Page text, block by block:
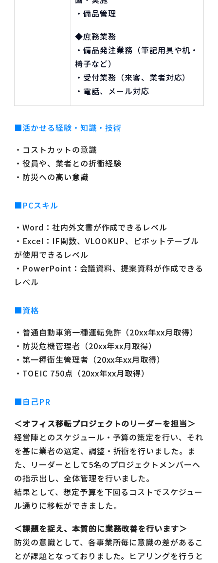
・備品管理
◆庶務業務
・備品発注業務（筆記用具や机・
椅子など）
・受付業務（来客、業者対応）
・電話、メール対応
■活かせる経験・知識・技術
・コストカットの意識
・役員や、業者との折衝経験
・防災への高い意識
■PCスキル
・Word：社内外文書が作成できるレベル
・Excel：IF関数、VLOOKUP、ピボットテーブル
が使用できるレベル
・PowerPoint：会議資料、提案資料が作成できる
レベル
■資格
・普通自動車第一種運転免許（20xx年xx月取得）
・防災危機管理者（20xx年xx月取得）
・第一種衛生管理者（20xx年xx月取得）
・TOEIC 750点（20xx年xx月取得）
■自己PR
＜オフィス移転プロジェクトのリーダーを担当＞
経営陣とのスケジュール・予算の策定を行い、それ
を基に業者の選定、調整・折衝を行いました。ま
た、リーダーとして5名のプロジェクトメンバーへ
の指示出し、全体管理を行いました。
結果として、想定予算を下回るコストでスケジュー
ル通りに移転ができました。
＜課題を捉え、本質的に業務改善を行います＞
防災の意識として、各事業所毎に意識の差があるこ
とが課題となっておりました。ヒアリングを行うと